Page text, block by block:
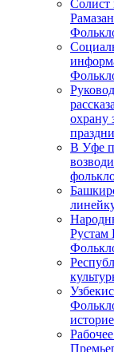
Солист
охрану
В Уфе
Рустам